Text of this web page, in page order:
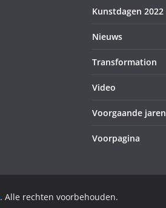
Kunstdagen 2022
Nieuws
Transformation
Video
Voorgaande jaren
Voorpagina
. Alle rechten voorbehouden.